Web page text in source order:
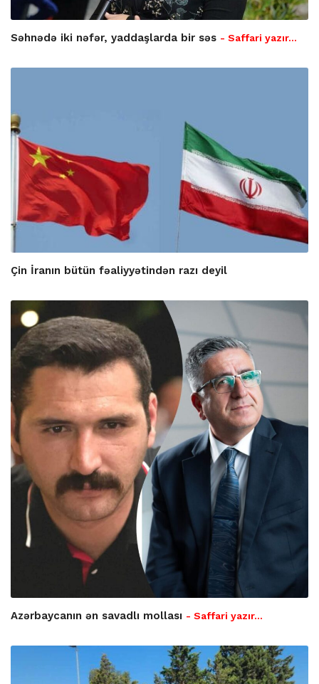
Səhnədə iki nəfər, yaddaşlarda bir səs - Saffari yazır…
Çin İranın bütün fəaliyyətindən razı deyil
Azərbaycanın ən savadlı mollası - Saffari yazır…